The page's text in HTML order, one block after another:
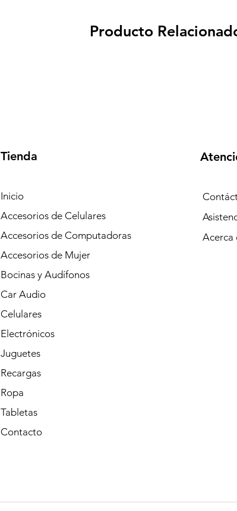
Producto
Tienda
Inicio
Accesorios de Celulares
Accesorios de Computadoras
Accesorios de Mujer
Bocinas y Audífonos
Car Audio
Celulares
Electrónicos
Juguetes
Recargas
Ropa
Tabletas
Contacto
Acerca